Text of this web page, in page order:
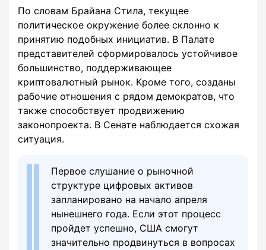
По словам Брайана Стила, текущее
политическое окружение более склонно к
принятию подобных инициатив. В Палате
представителей сформировалось устойчивое
большинство, поддерживающее
криптовалютный рынок. Кроме того, созданы
рабочие отношения с рядом демократов, что
также способствует продвижению
законопроекта. В Сенате наблюдается схожая
ситуация.
Первое слушание о рыночной
структуре цифровых активов
запланировано на начало апреля
нынешнего года. Если этот процесс
пройдет успешно, США смогут
значительно продвинуться в вопросах